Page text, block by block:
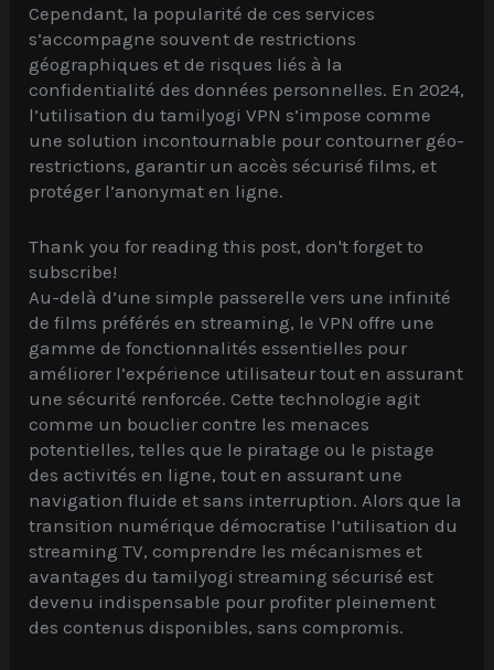
Cependant, la popularité de ces services
s’accompagne souvent de restrictions
géographiques et de risques liés à la
confidentialité des données personnelles. En 2024,
l’utilisation du tamilyogi VPN s’impose comme
une solution incontournable pour contourner géo-
restrictions, garantir un accès sécurisé films, et
protéger l’anonymat en ligne.
Thank you for reading this post, don't forget to
subscribe!
Au-delà d’une simple passerelle vers une infinité
de films préférés en streaming, le VPN offre une
gamme de fonctionnalités essentielles pour
améliorer l’expérience utilisateur tout en assurant
une sécurité renforcée. Cette technologie agit
comme un bouclier contre les menaces
potentielles, telles que le piratage ou le pistage
des activités en ligne, tout en assurant une
navigation fluide et sans interruption. Alors que la
transition numérique démocratise l’utilisation du
streaming TV, comprendre les mécanismes et
avantages du tamilyogi streaming sécurisé est
devenu indispensable pour profiter pleinement
des contenus disponibles, sans compromis.